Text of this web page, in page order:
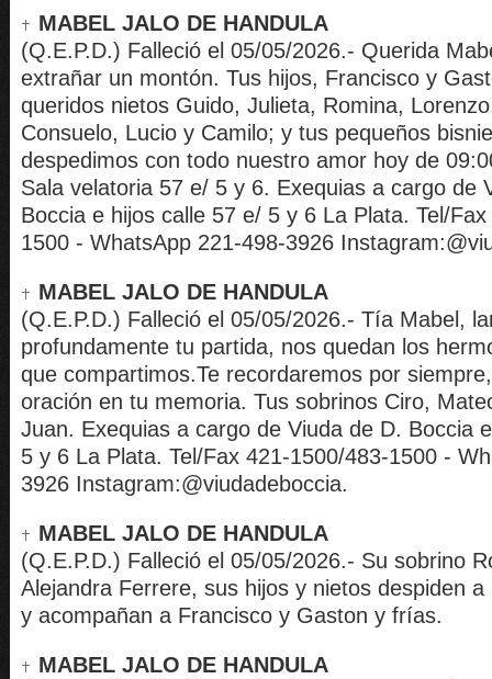
MABEL JALO DE HANDULA
(Q.E.P.D.) Falleció el 05/05/2026.- Querida
extrañar un montón. Tus hijos, Francisco y
queridos nietos Guido, Julieta, Romina,
Consuelo, Lucio y Camilo; y tus pequeños
despedimos con todo nuestro amor hoy de
Sala velatoria 57 e/ 5 y 6. Exequias a cargo de
Boccia e hijos calle 57 e/ 5 y 6 La Plata. Tel/
1500 - WhatsApp 221-498-3926
MABEL JALO DE HANDULA
(Q.E.P.D.) Falleció el 05/05/2026.- Tía Mabel,
profundamente tu partida, nos quedan los
que compartimos.Te recordaremos por
oración en tu memoria. Tus sobrinos Ciro,
Juan. Exequias a cargo de Viuda de D. Boccia
5 y 6 La Plata. Tel/Fax 421-1500/483-1500 -
3926 Instagram:@viudadeboccia.
MABEL JALO DE HANDULA
(Q.E.P.D.) Falleció el 05/05/2026.- Su sobrino
Alejandra Ferrere, sus hijos y nietos despiden
y acompañan a Francisco y Gaston y frías.
MABEL JALO DE HANDULA